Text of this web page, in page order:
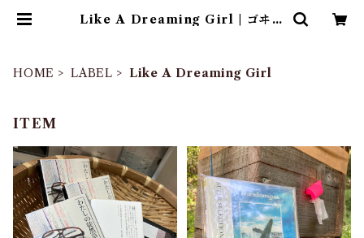
Like A Dreaming Girl | ゴヰチ
HOME LABEL Like A Dreaming Girl
ITEM